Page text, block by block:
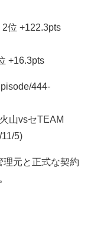
位 +122.3pts
+16.3pts
444-
山vsセTEAM
5)
元と正式な契約